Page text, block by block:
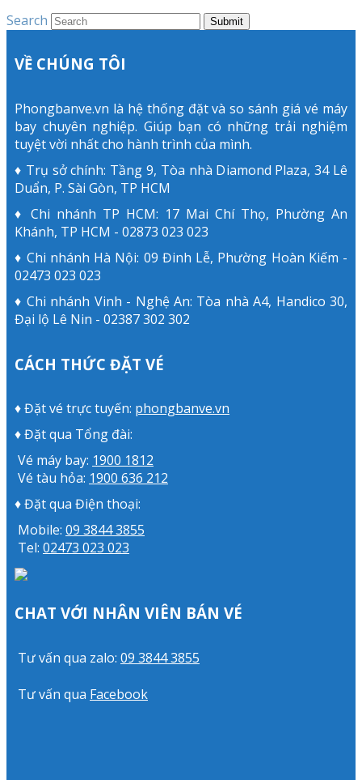
Search
Submit
VỀ CHÚNG TÔI
Phongbanve.vn là hệ thống đặt và so sánh giá vé máy
bay chuyên nghiệp. Giúp bạn có những trải nghiệm
tuyệt vời nhất cho hành trình của mình.
♦ Trụ sở chính: Tầng 9, Tòa nhà Diamond Plaza, 34 Lê
Duẩn, P. Sài Gòn, TP HCM
♦ Chi nhánh TP HCM: 17 Mai Chí Thọ, Phường An
Khánh, TP HCM - 02873 023 023
♦ Chi nhánh Hà Nội: 09 Đinh Lễ, Phường Hoàn Kiếm -
02473 023 023
♦ Chi nhánh Vinh - Nghệ An: Tòa nhà A4, Handico 30,
Đại lộ Lê Nin - 02387 302 302
CÁCH THỨC ĐẶT VÉ
♦ Đặt vé trực tuyến: phongbanve.vn
♦ Đặt qua Tổng đài:
Vé máy bay: 1900 1812
Vé tàu hỏa: 1900 636 212
♦ Đặt qua Điện thoại:
Mobile: 09 3844 3855
Tel: 02473 023 023
CHAT VỚI NHÂN VIÊN BÁN VÉ
Tư vấn qua zalo: 09 3844 3855
Tư vấn qua Facebook